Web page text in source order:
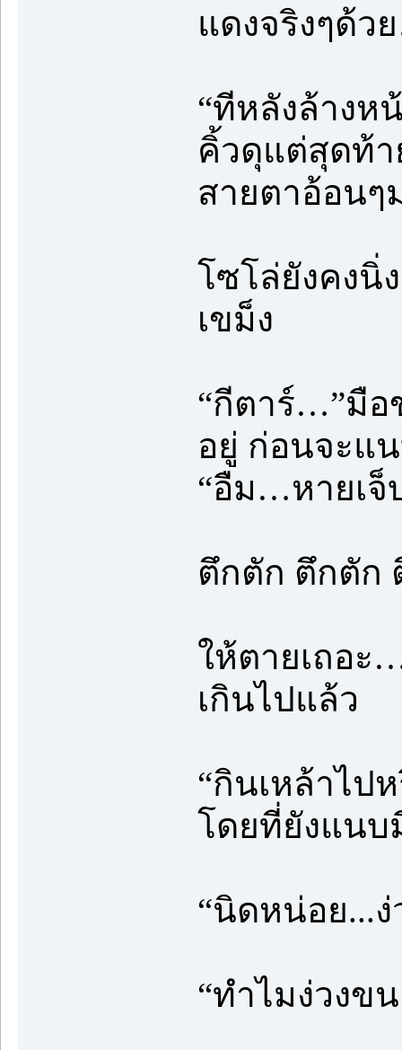
แดงจริงๆด้ว
“ทีหลังล้างห
คิ้วดุแต่สุดท้า
สายตาอ้อนๆ
โซโล่ยังคงนิ่
เขม็ง
“กีตาร์…”มือ
อยู่ ก่อนจะแ
“อืม…หายเจ็
ตึกตัก ตึกตัก
ให้ตายเถอะ
เกินไปแล้ว
“กินเหล้าไป
โดยที่ยังแนบ
“นิดหน่อย...ง่
“ทำไมง่วงข